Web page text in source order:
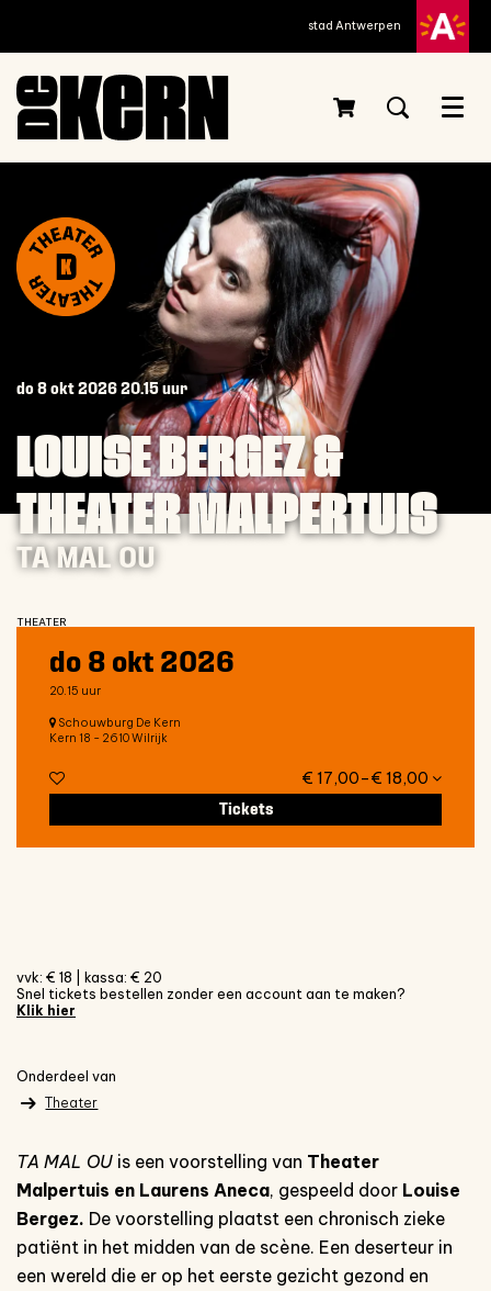
stad Antwerpen
Menu
LOUISE BERGEZ &
THEATER MALPERTUIS
TA MAL OU
do 8 okt 202620.15 uur
THEATER
do 8 okt 2026
20.15 uur
Schouwburg De Kern
Kern 18 - 2610 Wilrijk
€ 17,00–€ 18,00
Tickets
TA MAL OU is een voorstelling van Theater
Malpertuis en Laurens Aneca, gespeeld door Louise
Bergez. De voorstelling plaatst een chronisch zieke
patiënt in het midden van de scène. Een deserteur in
een wereld die er op het eerste gezicht gezond en
vvk: € 18 | kassa: € 20
Snel tickets bestellen zonder een account aan te maken?
Klik hier
Onderdeel van
Theater